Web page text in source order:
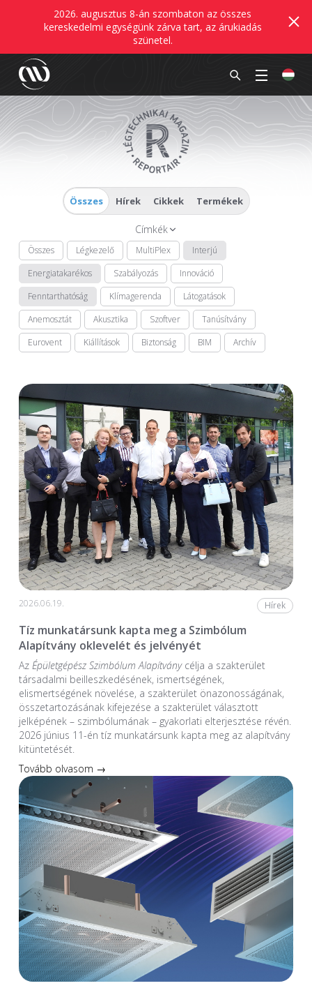
2026. augusztus 8-án szombaton az összes
kereskedelmi egységünk zárva tart, az árukiadás
szünetel.
Összes Hírek Cikkek Termékek
Címkék
Összes Légkezelő MultiPlex
Interjú
Energiatakarékos
Szabályozás
Innováció
Fenntarthatóság
Klímagerenda
Látogatások
Anemosztát
Akusztika Szoftver
Tanúsítvány
Eurovent
Kiállítások Biztonság BIM Archív
2026.06.19. Hírek
Tíz munkatársunk kapta meg a Szimbólum
Alapítvány oklevelét és jelvényét
Az Épületgépész Szimbólum Alapítványcélja a szakterület
társadalmi beilleszkedésének, ismertségének,
elismertségének növelése, a szakterület önazonosságának,
összetartozásának kifejezése a szakterület választott
jelképének – szimbólumának – gyakorlati elterjesztése révén.
2026 június 11-én tíz munkatársunk kapta meg az alapítvány
kitüntetését.
Tovább olvasom →